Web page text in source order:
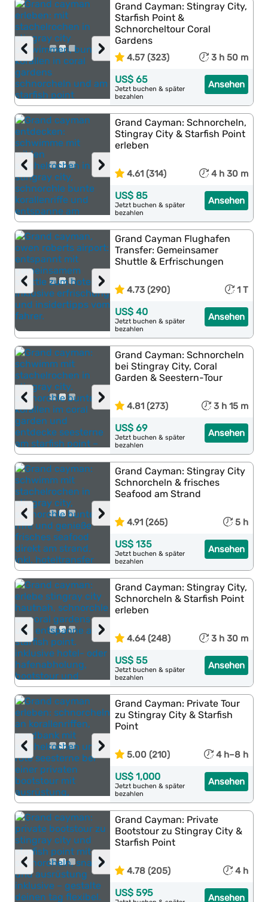
›
‹
Grand Cayman: Stingray City,
Starfish Point &
Schnorcheltour Coral
Gardens
4.57 (323) 3 h 50 m
Ansehen
US$ 65
Jetzt buchen & später
bezahlen
›
‹
Grand Cayman: Schnorcheln,
Stingray City & Starfish Point
erleben
4.61 (314) 4 h 30 m
Ansehen
US$ 85
Jetzt buchen & später
bezahlen
›
‹
Grand Cayman Flughafen
Transfer: Gemeinsamer
Shuttle & Erfrischungen
4.73 (290) 1 T
Ansehen
US$ 40
Jetzt buchen & später
bezahlen
›
‹
Grand Cayman: Schnorcheln
bei Stingray City, Coral
Garden & Seestern-Tour
4.81 (273) 3 h 15 m
Ansehen
US$ 69
Jetzt buchen & später
bezahlen
›
‹
Grand Cayman: Stingray City
Schnorcheln & frisches
Seafood am Strand
4.91 (265) 5 h
Ansehen
US$ 135
Jetzt buchen & später
bezahlen
›
‹
Grand Cayman: Stingray City,
Schnorcheln & Starfish Point
erleben
4.64 (248) 3 h 30 m
Ansehen
US$ 55
Jetzt buchen & später
bezahlen
›
‹
Grand Cayman: Private Tour
zu Stingray City & Starfish
Point
5.00 (210) 4 h–8 h
Ansehen
US$ 1,000
Jetzt buchen & später
bezahlen
›
‹
Grand Cayman: Private
Bootstour zu Stingray City &
Starfish Point
4.78 (205) 4 h
Ansehen
US$ 595